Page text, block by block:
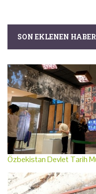
SON EKLENEN
Özbekistan Devlet Tarih